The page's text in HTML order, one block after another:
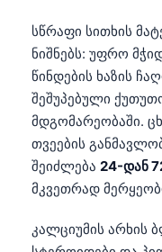
სწრაფი სითხის
ნიშნებს: უფრო
წინდების ხაზის
შეშუპებული
მდგომარეობაში.
თვეების
შეიძლება 24-დან
მკვეთრად
კალციუმის არხის
Latviešu
Euskara
Gàidhlig
Occitan
العربية المغربية
Afrikaans
Монгол